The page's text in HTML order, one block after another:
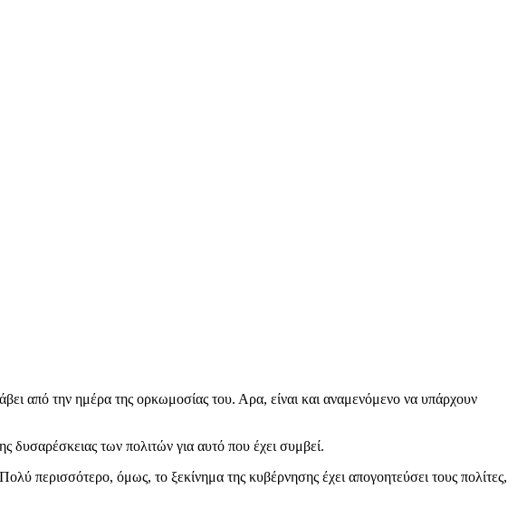
από την ημέρα της ορκωμοσίας του. Αρα, είναι και αναμενόμενο να υπάρχουν
δυσαρέσκειας των πολιτών για αυτό που έχει συμβεί.
περισσότερο, όμως, το ξεκίνημα της κυβέρνησης έχει απογοητεύσει τους πολίτες,